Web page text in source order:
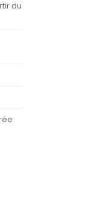
du